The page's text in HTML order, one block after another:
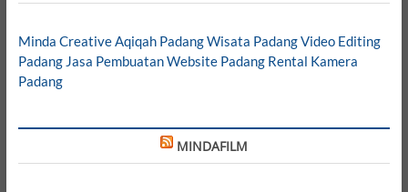
Minda CreativeAqiqah PadangWisata PadangVideo Editing
Padang Jasa Pembuatan Website Padang Rental Kamera
Padang
MINDAFILM